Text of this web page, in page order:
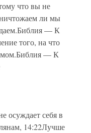
что вы не
ли мы
— К
того, на что
— К
себя в
14:22Лучше